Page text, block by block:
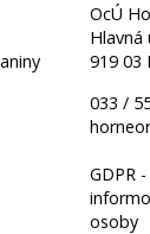
OcÚ
Hlavná
919 03
033 /
GDPR
osoby